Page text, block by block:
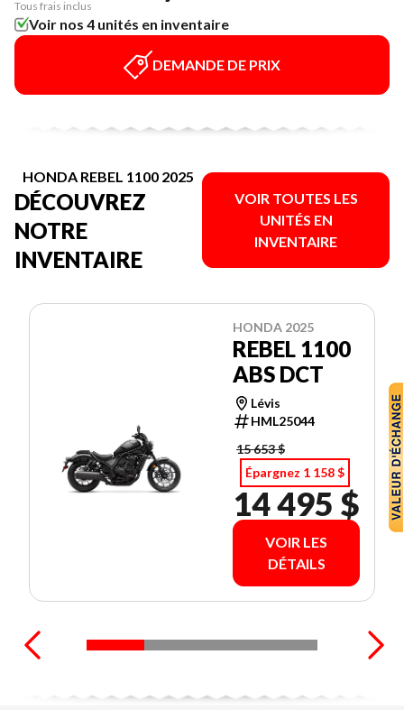
Tous frais inclus
Voir nos 4 unités en inventaire
DEMANDE DE PRIX
HONDA REBEL 1100 2025
DÉCOUVREZ
NOTRE
INVENTAIRE
VOIR TOUTES LES
UNITÉS EN
INVENTAIRE
HONDA 2025
REBEL 1100
ABS DCT
Lévis
HML25044
15 653 $
Épargnez 1 158 $
14 495 $
VOIR LES
DÉTAILS